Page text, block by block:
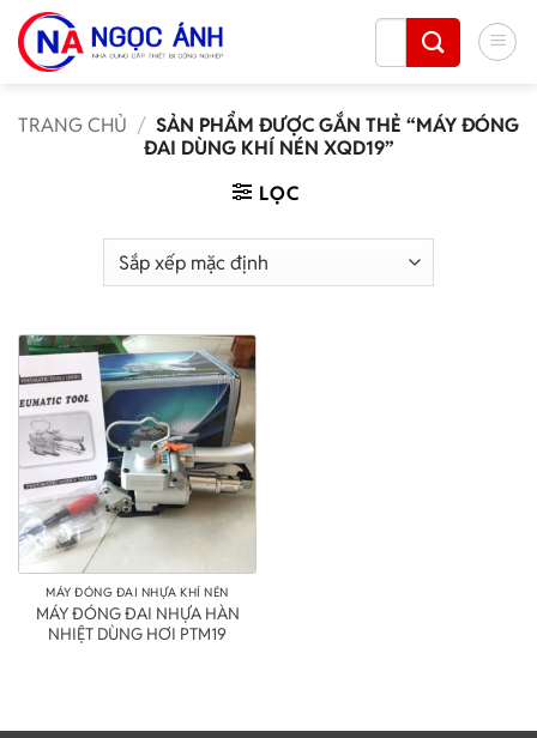
qua
TRANG CHỦ / SẢN PHẨM ĐƯỢC GẮN THẺ “MÁY ĐÓNG
ĐAI DÙNG KHÍ NÉN XQD19”
LỌC
MÁY ĐÓNG ĐAI NHỰA KHÍ NÉN
MÁY ĐÓNG ĐAI NHỰA HÀN
NHIỆT DÙNG HƠI PTM19